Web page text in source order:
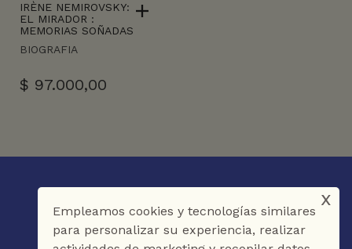
IRÈNE NEMIROVSKY:
EL MIRADOR :
MEMORIAS SOÑADAS
BIOGRAFIA
$ 97.000,00
Empleamos cookies y tecnologías similares
para personalizar su experiencia, realizar
x